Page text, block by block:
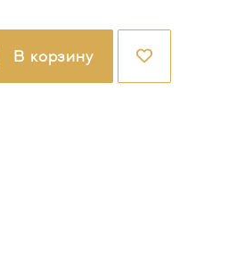
В корзину